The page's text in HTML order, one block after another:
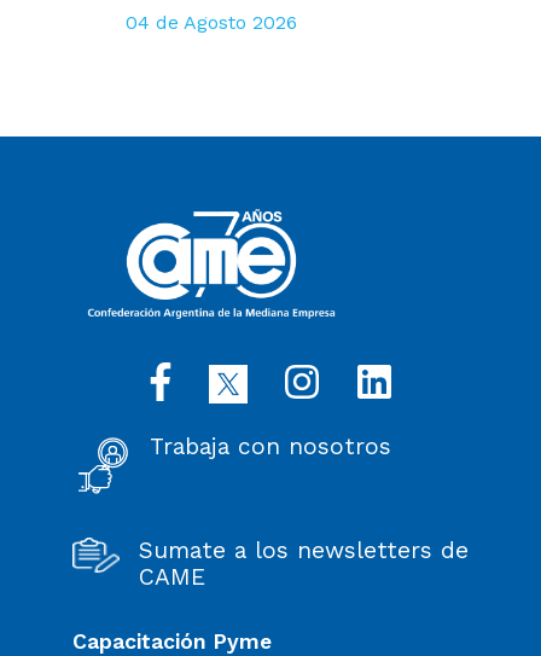
04 de Agosto 2026
Trabaja con nosotros
Sumate a los newsletters de
CAME
Capacitación Pyme